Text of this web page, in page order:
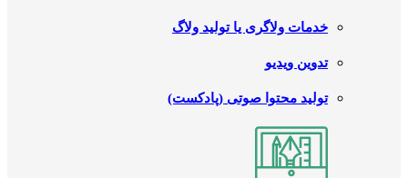
خدمات ولاگری یا تولید ولاگ
تدوین ویدیو
تولید محتوا صوتی (پادکست)